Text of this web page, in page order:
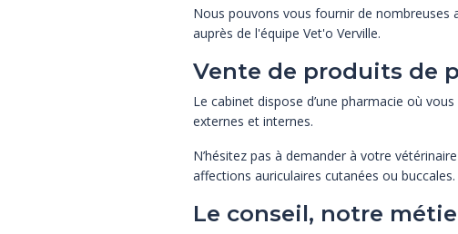
Nous pouvons vous fournir de nombreuses
auprès de l'équipe Vet'o Verville.
Vente de produits de
Le cabinet dispose d’une pharmacie où
externes et internes.
N’hésitez pas à demander à votre
affections auriculaires cutanées ou buccales.
Le conseil, notre